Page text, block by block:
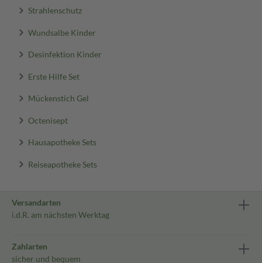
Strahlenschutz
Wundsalbe Kinder
Desinfektion Kinder
Erste Hilfe Set
Mückenstich Gel
Octenisept
Hausapotheke Sets
Reiseapotheke Sets
Versandarten
i.d.R. am nächsten Werktag
Zahlarten
sicher und bequem